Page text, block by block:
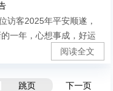
访客2025年平安顺遂，
一年，心想事成，好运
阅读全文
跳页 下一页